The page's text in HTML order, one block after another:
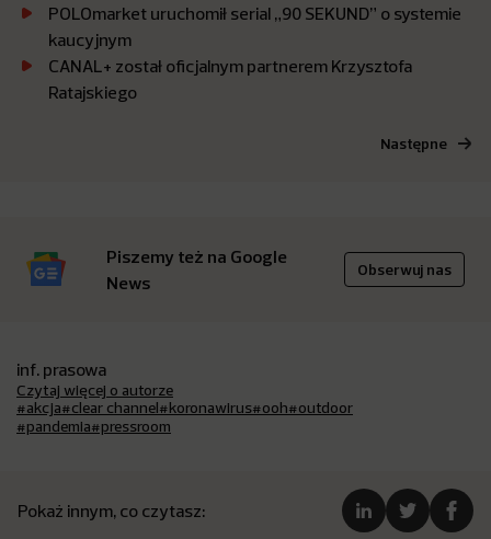
POLOmarket uruchomił serial „90 SEKUND” o systemie
kaucyjnym
CANAL+ został oficjalnym partnerem Krzysztofa
Ratajskiego
Następne
Piszemy też na Google
News
Obserwuj nas
inf. prasowa
Czytaj więcej o autorze
#akcja#clear channel#koronawirus#ooh#outdoor
#pandemia#pressroom
Pokaż innym, co czytasz: